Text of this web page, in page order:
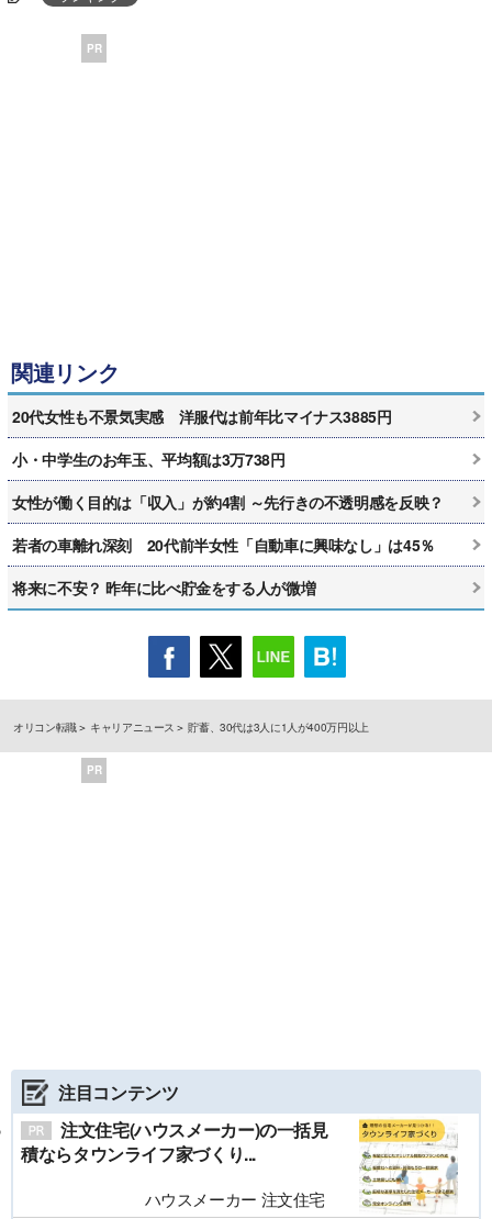
PR
関連リンク
20代女性も不景気実感 洋服代は前年比マイナス3885円
小・中学生のお年玉、平均額は3万738円
女性が働く目的は「収入」が約4割 ～先行きの不透明感を反映？
若者の車離れ深刻 20代前半女性「自動車に興味なし」は45％
将来に不安？ 昨年に比べ貯金をする人が微増
オリコン転職 キャリアニュース 貯蓄、30代は3人に1人が400万円以上
PR
注目コンテンツ
注文住宅(ハウスメーカー)の一括見
積ならタウンライフ家づくり...
ハウスメーカー 注文住宅